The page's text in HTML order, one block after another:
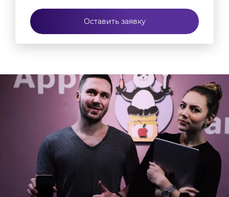
Оставить заявку